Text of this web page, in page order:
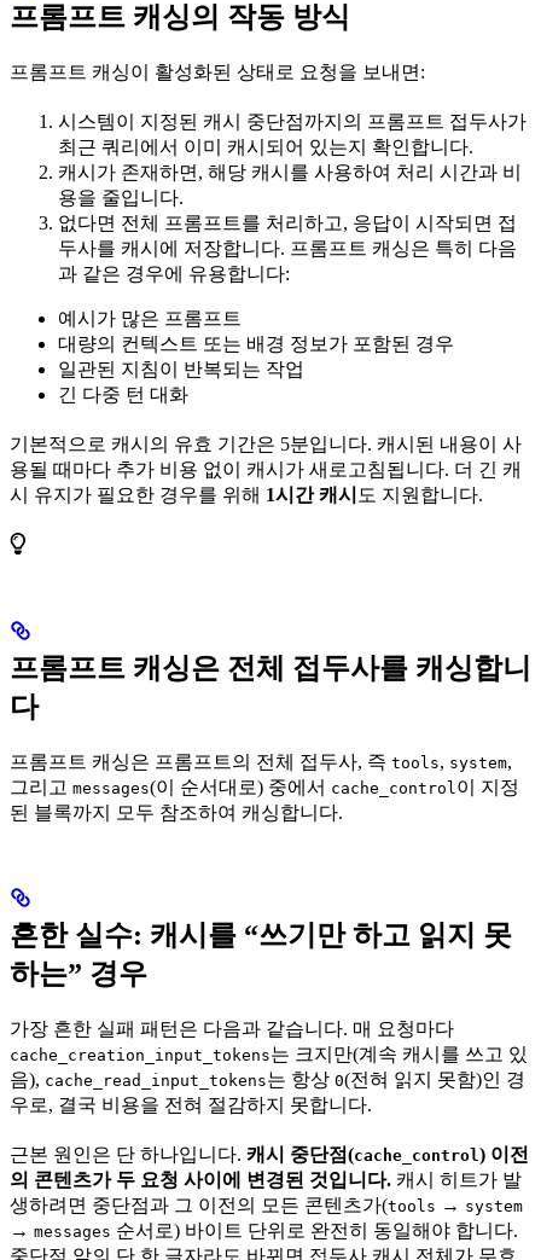
프롬프트 캐싱의 작동 방식
프롬프트 캐싱이 활성화된 상태로 요청을 보내면:
시스템이 지정된 캐시 중단점까지의 프롬프트 접두사가
최근 쿼리에서 이미 캐시되어 있는지 확인합니다.
캐시가 존재하면, 해당 캐시를 사용하여 처리 시간과 비
용을 줄입니다.
없다면 전체 프롬프트를 처리하고, 응답이 시작되면 접
두사를 캐시에 저장합니다. 프롬프트 캐싱은 특히 다음
과 같은 경우에 유용합니다:
예시가 많은 프롬프트
대량의 컨텍스트 또는 배경 정보가 포함된 경우
일관된 지침이 반복되는 작업
긴 다중 턴 대화
기본적으로 캐시의 유효 기간은 5분입니다. 캐시된 내용이 사
용될 때마다 추가 비용 없이 캐시가 새로고침됩니다. 더 긴 캐
시 유지가 필요한 경우를 위해 1시간 캐시 도 지원합니다.
프롬프트 캐싱은 전체 접두사를 캐싱합니
다
프롬프트 캐싱은 프롬프트의 전체 접두사, 즉 tools, system,
그리고 messages(이 순서대로) 중에서 cache_control이 지정
된 블록까지 모두 참조하여 캐싱합니다.
흔한 실수: 캐시를 “쓰기만 하고 읽지 못
하는” 경우
가장 흔한 실패 패턴은 다음과 같습니다. 매 요청마다
cache_creation_input_tokens는 크지만(계속 캐시를 쓰고 있
음), cache_read_input_tokens는 항상 0(전혀 읽지 못함)인 경
우로, 결국 비용을 전혀 절감하지 못합니다.
근본 원인은 단 하나입니다. 캐시 중단점(cache_control) 이전
의 콘텐츠가 두 요청 사이에 변경된 것입니다. 캐시 히트가 발
생하려면 중단점과 그 이전의 모든 콘텐츠가(tools → system
→ messages 순서로) 바이트 단위로 완전히 동일해야 합니다.